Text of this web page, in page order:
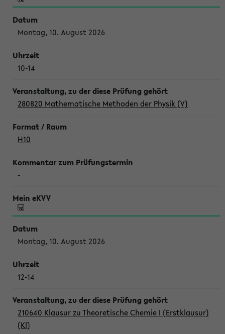
Montag, 10. August 2026
10-14
280820 Mathematische Methoden der Physik (V)
H10
-
Montag, 10. August 2026
12-14
210640 Klausur zu Theoretische Chemie I (Erstklausur)
(Kl)